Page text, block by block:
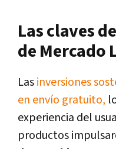
Las claves
de Mercado
Lasinversiones
en envío gratuito,
experiencia del
productos